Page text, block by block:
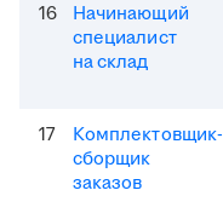
16
Начинающий
специалист
на склад
17
Комплектовщик-
сборщик
заказов